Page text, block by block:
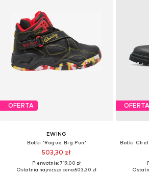
OFERTA
EWING
Botki 'Rogue Big Pun'
503,30 zł
Pierwotnie: 719,00 zł
Ostatnia najniższa cena:503,30 zł
OFERTA